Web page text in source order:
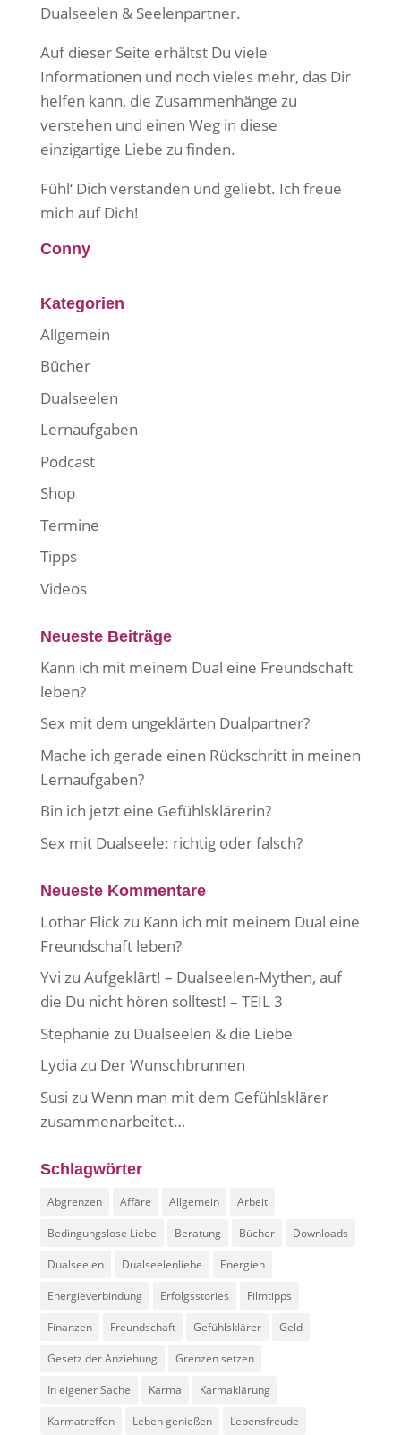
Dualseelen & Seelenpartner.
Auf dieser Seite erhältst Du viele
Informationen und noch vieles mehr, das Dir
helfen kann, die Zusammenhänge zu
verstehen und einen Weg in diese
einzigartige Liebe zu finden.
Fühl‘ Dich verstanden und geliebt. Ich freue
mich auf Dich!
Conny
Kategorien
Allgemein
Bücher
Dualseelen
Lernaufgaben
Podcast
Shop
Termine
Tipps
Videos
Neueste Beiträge
Kann ich mit meinem Dual eine Freundschaft
leben?
Sex mit dem ungeklärten Dualpartner?
Mache ich gerade einen Rückschritt in meinen
Lernaufgaben?
Bin ich jetzt eine Gefühlsklärerin?
Sex mit Dualseele: richtig oder falsch?
Neueste Kommentare
Lothar Flickzu Kann ich mit meinem Dual eine
Freundschaft leben?
Yvi zu Aufgeklärt! – Dualseelen-Mythen, auf
die Du nicht hören solltest! – TEIL 3
Stephanie zu Dualseelen & die Liebe
Lydia zu Der Wunschbrunnen
Susi zu Wenn man mit dem Gefühlsklärer
zusammenarbeitet…
Schlagwörter
Abgrenzen Affäre Allgemein Arbeit
Bedingungslose Liebe Beratung Bücher Downloads
Dualseelen Dualseelenliebe Energien
Energieverbindung Erfolgsstories Filmtipps
Finanzen Freundschaft Gefühlsklärer Geld
Gesetz der Anziehung Grenzen setzen
In eigener Sache Karma Karmaklärung
Karmatreffen Leben genießen Lebensfreude